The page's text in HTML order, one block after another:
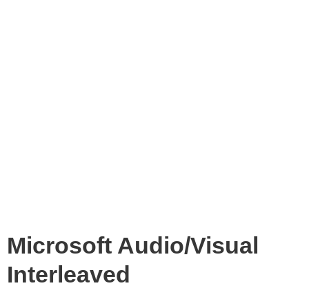
Microsoft Audio/Visual
Interleaved